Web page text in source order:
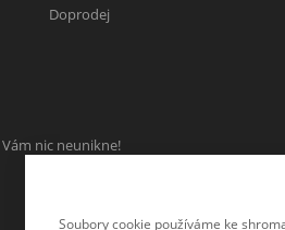
Doprodej
nic neunikne!
Soubory cookie používáme ke